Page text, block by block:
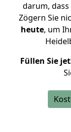
darum,
Zögern Sie
heute, um
Füllen Sie